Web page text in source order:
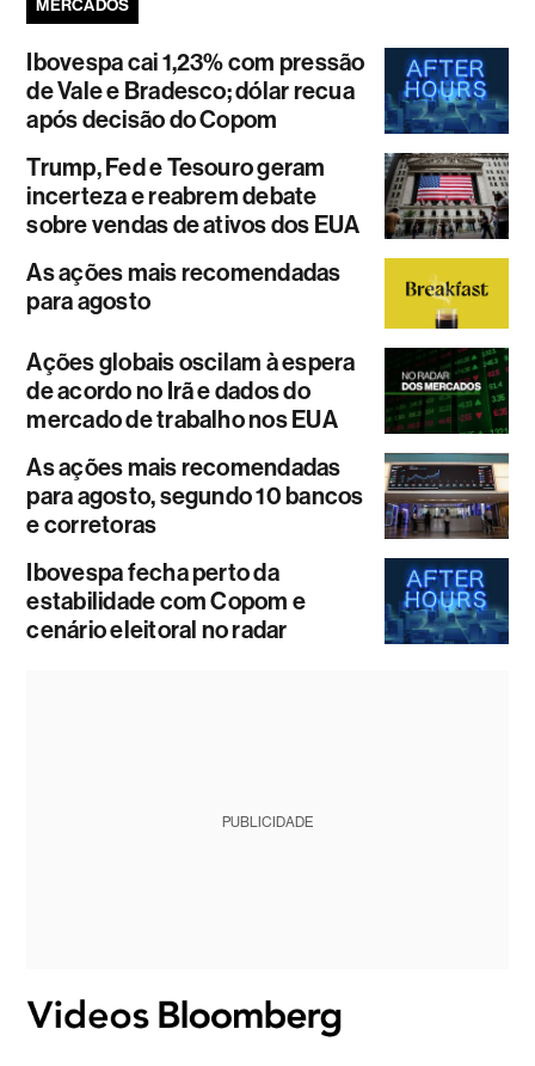
MERCADOS
Ibovespa cai 1,23% com pressão
de Vale e Bradesco; dólar recua
após decisão do Copom
Trump, Fed e Tesouro geram
incerteza e reabrem debate
sobre vendas de ativos dos EUA
As ações mais recomendadas
para agosto
Ações globais oscilam à espera
de acordo no Irã e dados do
mercado de trabalho nos EUA
As ações mais recomendadas
para agosto, segundo 10 bancos
e corretoras
Ibovespa fecha perto da
estabilidade com Copom e
cenário eleitoral no radar
PUBLICIDADE